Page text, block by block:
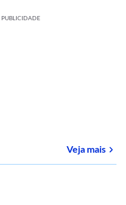
Veja mais